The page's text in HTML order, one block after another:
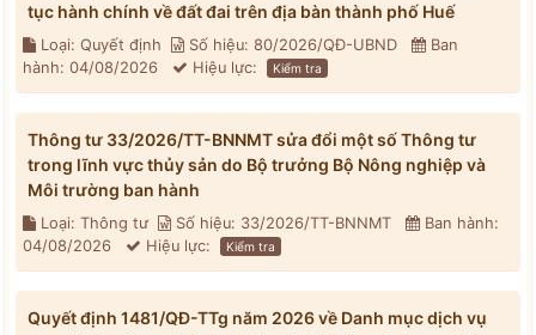
tục hành chính về đất đai trên địa bàn thành phố Huế
Loại: Quyết định Số hiệu: 80/2026/QĐ-UBND
Ban
hành: 04/08/2026
Hiệu lực: Kiểm tra
Thông tư 33/2026/TT-BNNMT sửa đổi một số Thông tư
trong lĩnh vực thủy sản do Bộ trưởng Bộ Nông nghiệp và
Môi trường ban hành
Loại: Thông tư Số hiệu: 33/2026/TT-BNNMT
Ban hành:
04/08/2026
Hiệu lực: Kiểm tra
Quyết định 1481/QĐ-TTg năm 2026 về Danh mục dịch vụ